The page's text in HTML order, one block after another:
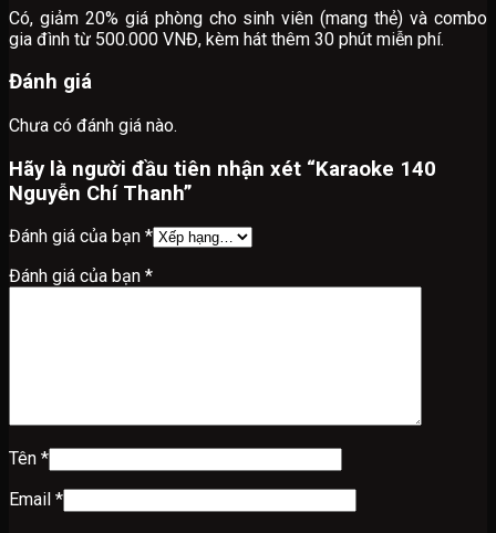
Có, giảm 20% giá phòng cho sinh viên (mang thẻ) và combo
gia đình từ 500.000 VNĐ, kèm hát thêm 30 phút miễn phí.
Đánh giá
Chưa có đánh giá nào.
Hãy là người đầu tiên nhận xét “Karaoke 140
Nguyễn Chí Thanh”
Đánh giá của bạn *
Đánh giá của bạn *
Tên *
Email *